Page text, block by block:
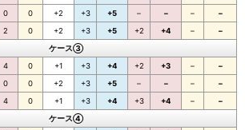
0 0 +2 +3 +5 – – –
–
2 0 +2 +3 +5 +2 +4 –
–
ケース③
4 0 +1 +3 +4 +2 +3 –
–
0 0 +2 +3 +5 – – –
–
4 0 +1 +3 +4 +3 +4 –
–
ケース④